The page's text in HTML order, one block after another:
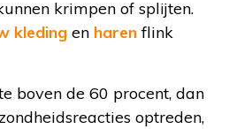
krimpen of splijten.
kleding en harenflink
boven de 60 procent, dan
optreden,